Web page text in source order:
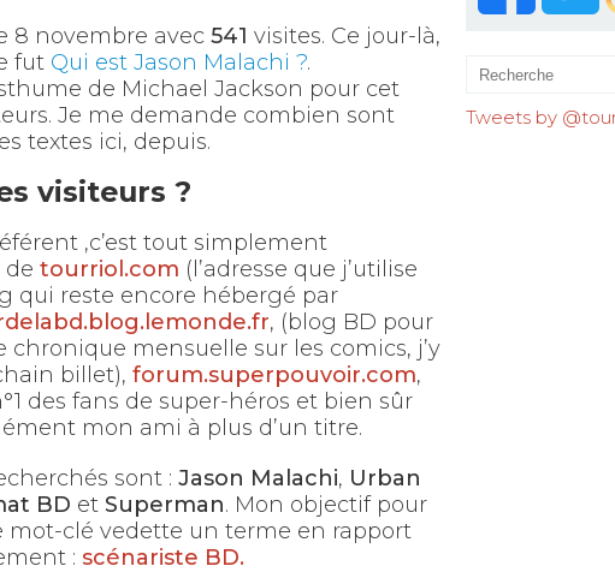
8 novembre avec 541 visites. Ce jour-là,
fut Qui est Jason Malachi ?.
de Michael Jackson pour cet
Je me demande combien sont
textes ici, depuis.
visiteurs ?
,c’est tout simplement
de tourriol.com (l’adresse que j’utilise
qui reste encore hébergé par
, (blog BD pour
chronique mensuelle sur les comics, j’y
billet), forum.superpouvoir.com,
des fans de super-héros et bien sûr
mon ami à plus d’un titre.
sont : Jason Malachi, Urban
BD et Superman. Mon objectif pour
mot-clé vedette un terme en rapport
: scénariste BD.
Tweets by